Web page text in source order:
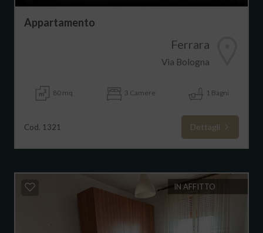
Appartamento
Ferrara
Via Bologna
80 mq 3 Camere 1 Bagni
Cod. 1321 Dettagli
IN AFFITTO